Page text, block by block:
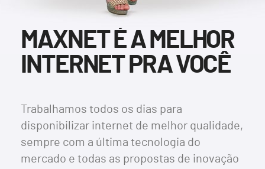
MAXNET É A MELHOR
INTERNET PRA VOCÊ
Trabalhamos todos os dias para
disponibilizar internet de melhor qualidade,
sempre com a última tecnologia do
mercado e todas as propostas de inovação